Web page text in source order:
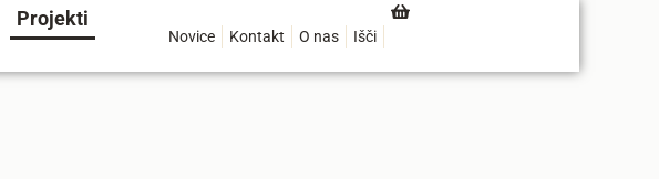
Projekti
Novice Kontakt O nas Išči